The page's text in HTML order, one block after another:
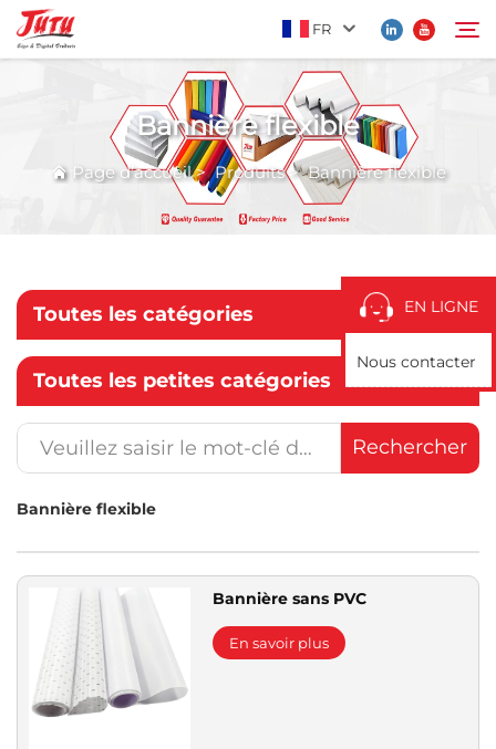
FR
Page d’accueil
Application
Actualités
Contactez-Nous
Rechercher
EN LIGNE
Nous contacter
Bannière flexible
Page d’accueil>Produits>Bannière flexible
Toutes les catégories
Toutes les petites catégories
Rechercher
Bannière flexible
Bannière sans PVC
En savoir plus